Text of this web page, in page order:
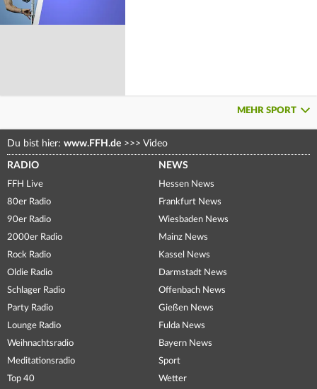
MEHR SPORT
Du bist hier: www.FFH.de >>> Video
RADIO
FFH Live
80er Radio
90er Radio
2000er Radio
Rock Radio
Oldie Radio
Schlager Radio
Party Radio
Lounge Radio
Weihnachtsradio
Meditationsradio
Top 40
NEWS
Hessen News
Frankfurt News
Wiesbaden News
Mainz News
Kassel News
Darmstadt News
Offenbach News
Gießen News
Fulda News
Bayern News
Sport
Wetter